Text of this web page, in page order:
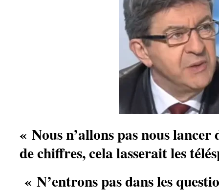
« Nous n’allons pas nous lancer
de chiffres, cela lasserait les
« N’entrons pas dans les